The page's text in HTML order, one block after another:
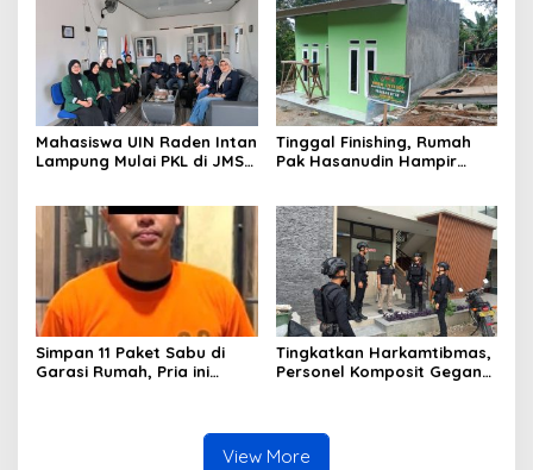
Polri Presisi
Mahasiswa UIN Raden Intan
Lampung Mulai PKL di JMSI
Tinggal Finishing, Rumah
Pak Hasanudin Hampir
Membangun Desa)
Simpan 11 Paket Sabu di
Garasi Rumah, Pria ini
Tingkatkan Harkamtibmas,
Personel Komposit Gegana
Keramaian dan Rumah
Ibadah
View More